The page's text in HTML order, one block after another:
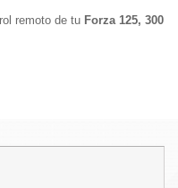
remoto de tu Forza 125, 300